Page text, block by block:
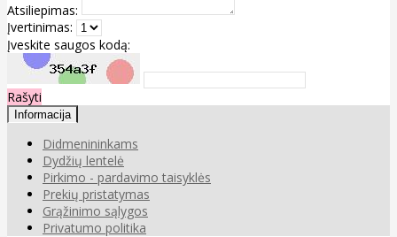
Atsiliepimas:
Įvertinimas:
Įveskite saugos kodą:
Rašyti
Informacija
Didmenininkams
Dydžių lentelė
Pirkimo - pardavimo taisyklės
Prekių pristatymas
Grąžinimo sąlygos
Privatumo politika